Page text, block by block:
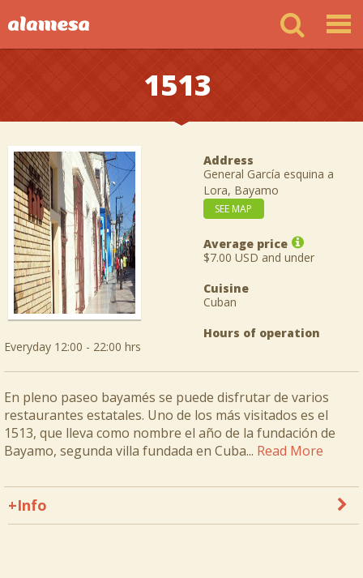
1513
Address
General García esquina a
Lora, Bayamo
SEE MAP
Average price
$7.00 USD and under
Cuisine
Cuban
Hours of operation
Everyday 12:00 - 22:00 hrs
En pleno paseo bayamés se puede disfrutar de varios
restaurantes estatales. Uno de los más visitados es el
1513, que lleva como nombre el año de la fundación de
Bayamo, segunda villa fundada en Cuba... Read More
+Info